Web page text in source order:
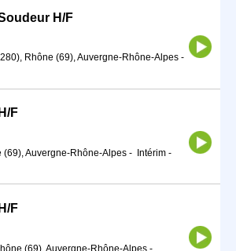
H/F
Rhône (69), Auvergne-Rhône-Alpes -
F
(69), Auvergne-Rhône-Alpes - Intérim -
F
(69), Auvergne-Rhône-Alpes -